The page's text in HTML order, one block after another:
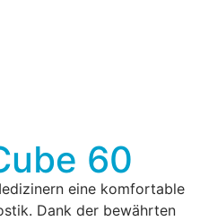
60
eine komfortable
Dank der bewährten